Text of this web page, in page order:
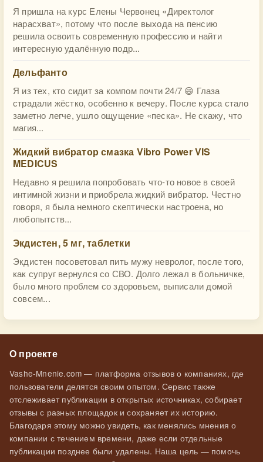
Я пришла на курс Елены Червонец «Директолог
нарасхват», потому что после выхода на пенсию
решила освоить современную профессию и найти
интересную удалённую подр...
Дельфанто
Я из тех, кто сидит за компом почти 24/7 😄 Глаза
страдали жёстко, особенно к вечеру. После курса стало
заметно легче, ушло ощущение «песка». Не скажу, что
магия...
Жидкий вибратор смазка Vibro Power VIS
MEDICUS
Недавно я решила попробовать что-то новое в своей
интимной жизни и приобрела жидкий вибратор. Честно
говоря, я была немного скептически настроена, но
любопытств...
Экдистен, 5 мг, таблетки
Экдистен посоветовал пить мужу невролог, после того,
как супруг вернулся со СВО. Долго лежал в больничке,
было много проблем со здоровьем, выписали домой
совсем...
О проекте
Vashe-Mnenie.com — платформа отзывов о компаниях, где
пользователи делятся своим опытом. Сервис также
отслеживает публикации в открытых источниках, собирает
отзывы с разных площадок и сохраняет их историю.
Благодаря этому можно увидеть, как менялись мнения о
компании с течением времени, даже если отдельные
публикации позднее были удалены. Наша цель — помочь